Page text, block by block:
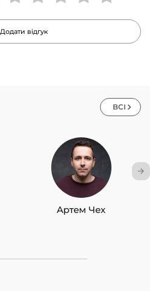
Додати відгук
ВСІ
Артем Чех